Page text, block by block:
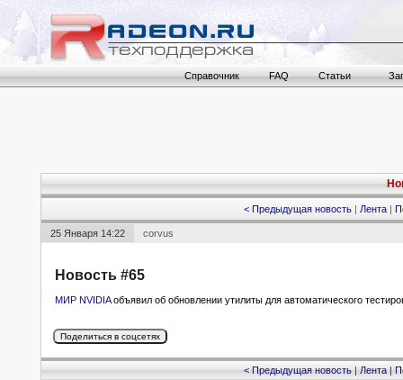
Справочник FAQ Статьи
< Предыдущая новость | Лента |
25 Января 14:22 corvus
Новость #65
МИР NVIDIAобъявил об обновлении утилиты для автоматического
< Предыдущая новость Лента|